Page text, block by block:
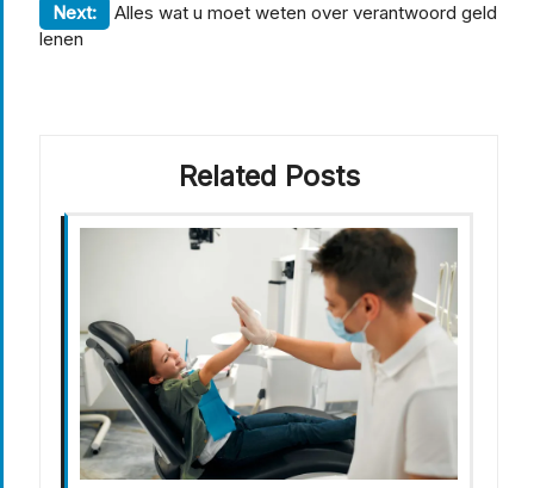
Next:
Alles wat u moet weten over verantwoord geld
lenen
Related Posts